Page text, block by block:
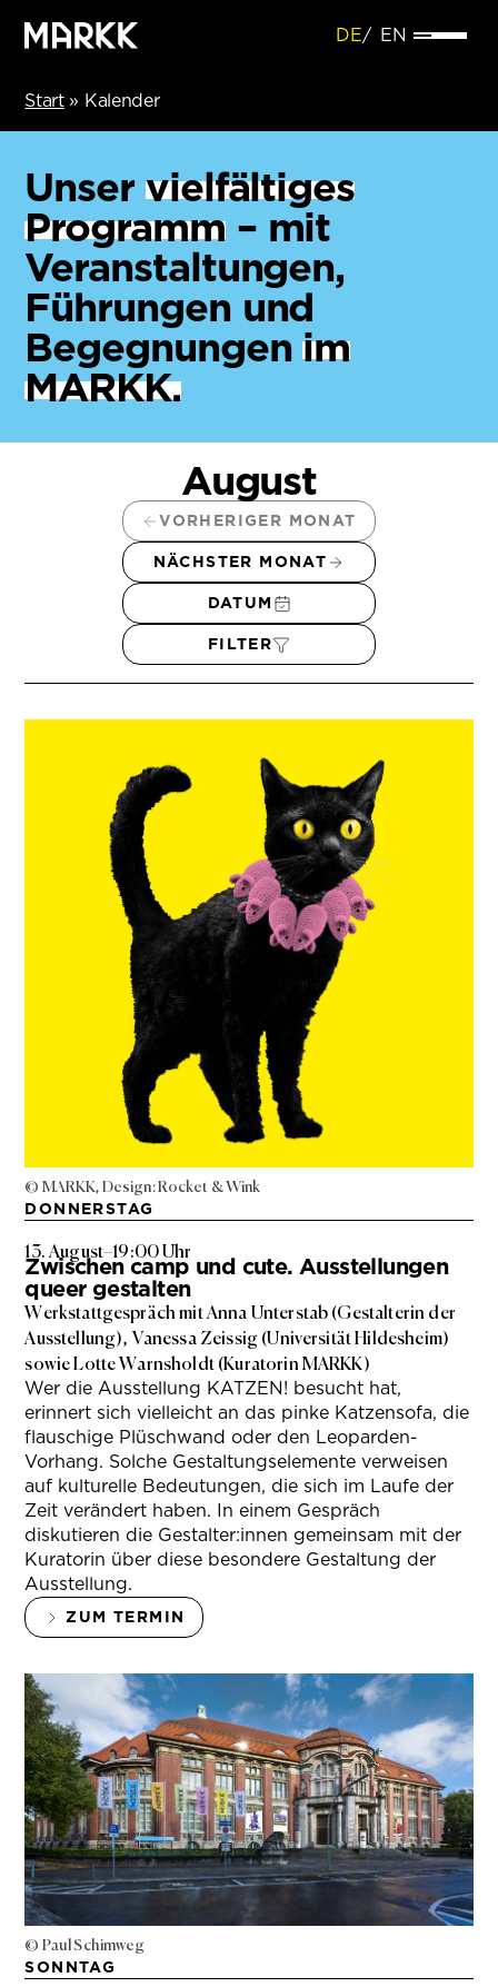
DE EN
Start» Kalender
Unser vielfältiges
Programm– mit
Veranstaltungen,
Führungen und
Begegnungenim
MARKK.
August
VORHERIGER MONAT
NÄCHSTER MONAT
DATUM
FILTER
© MARKK, Design: Rocket & Wink
DONNERSTAG
13. August–19:00 Uhr
Zwischen camp und cute. Ausstellungen
queer gestalten
Werkstattgespräch mit Anna Unterstab (Gestalterin der
Ausstellung), Vanessa Zeissig (Universität Hildesheim)
sowie Lotte Warnsholdt (Kuratorin MARKK)
Wer die Ausstellung KATZEN! besucht hat,
erinnert sich vielleicht an das pinke Katzensofa, die
flauschige Plüschwand oder den Leoparden-
Vorhang. Solche Gestaltungselemente verweisen
auf kulturelle Bedeutungen, die sich im Laufe der
Zeit verändert haben. In einem Gespräch
diskutieren die Gestalter:innen gemeinsam mit der
Kuratorin über diese besondere Gestaltung der
Ausstellung.
ZUM TERMIN
© Paul Schimweg
SONNTAG